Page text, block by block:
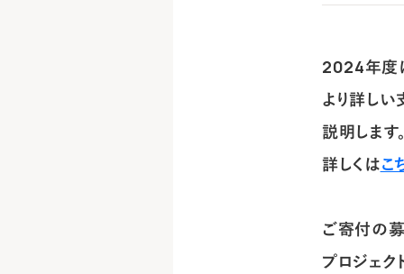
2024年度
より詳し
説明します
詳しくはこ
ご寄付の
プロジェ